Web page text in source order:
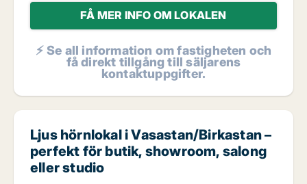
FÅ MER INFO OM LOKALEN
⚡ Se all information om fastigheten och
få direkt tillgång till säljarens
kontaktuppgifter.
Ljus hörnlokal i Vasastan/Birkastan –
perfekt för butik, showroom, salong
eller studio